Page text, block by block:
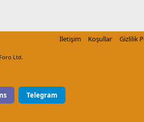
İletişim Koşullar Gizlilik
Ltd.
Telegram